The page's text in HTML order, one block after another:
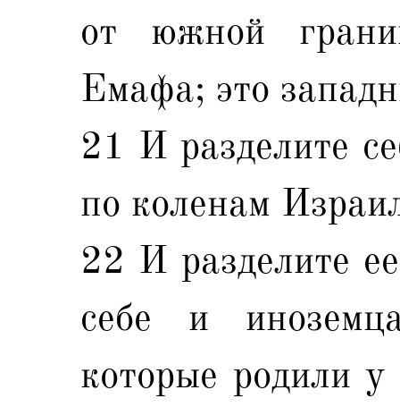
от южной
Емафа; это
21 И разделите
по коленам
22 И разделите
себе и
которые родили